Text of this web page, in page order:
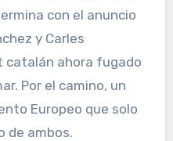
con el anuncio
y Carles
catalán ahora fugado
Por el camino, un
Europeo que solo
de ambos.